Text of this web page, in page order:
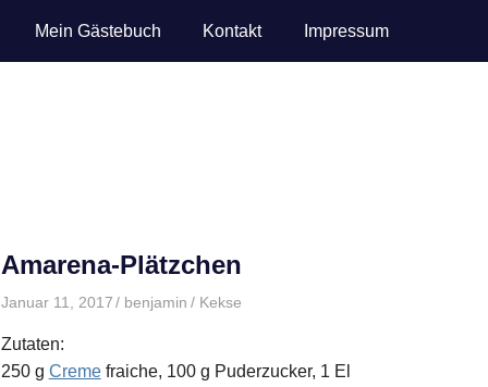
Mein Gästebuch Kontakt Impressum
Amarena-Plätzchen
Januar 11, 2017 benjamin Kekse
Zutaten:
250 g Cremefraiche, 100 g Puderzucker, 1 El